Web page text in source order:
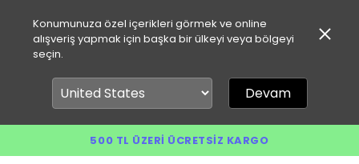
Konumunuza özel içerikleri görmek ve online
alışveriş yapmak için başka bir ülkeyi veya bölgeyi
seçin.
Devam
500 TL ÜZERI ÜCRETSIZ KARGO